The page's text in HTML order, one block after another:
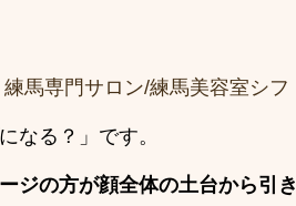
馬専門サロン/練馬美容室シフ
なる？」です。
ジの方が顔全体の土台から引き